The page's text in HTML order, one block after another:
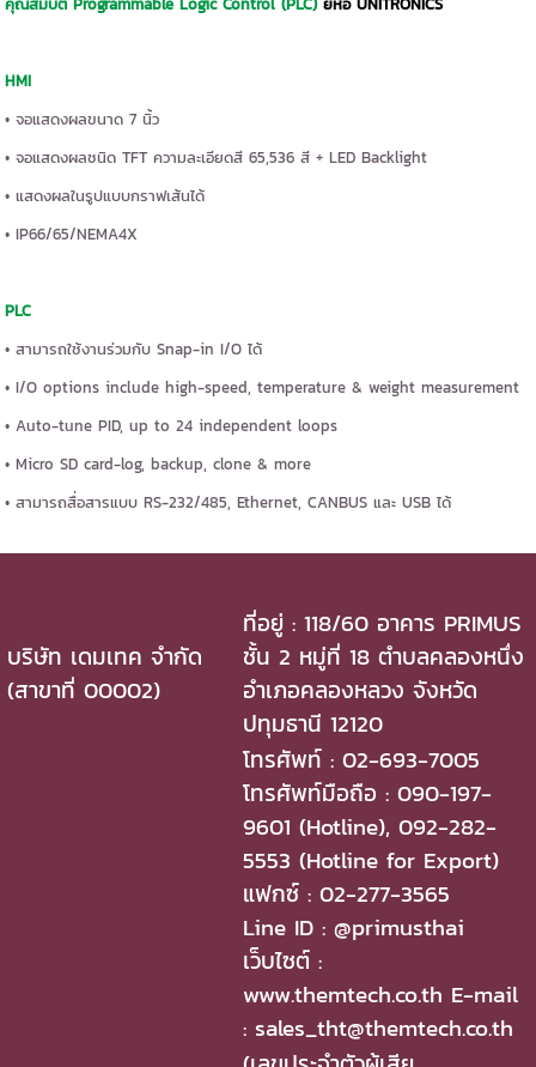
คุณสมบัติ Programmable Logic Control (PLC)ยี่ห้อ UNITRONICS
HMI
• จอแสดงผลขนาด 7 นิ้ว
• จอแสดงผลชนิด TFT ความละเอียดสี 65,536 สี + LED Backlight
• แสดงผลในรูปแบบกราฟเส้นได้
• IP66/65/NEMA4X
PLC
• สามารถใช้งานร่วมกับ Snap-in I/O ได้
• I/O options include high-speed, temperature & weight measurement
• Auto-tune PID, up to 24 independent loops
• Micro SD card-log, backup, clone & more
• สามารถสื่อสารแบบ RS-232/485, Ethernet, CANBUS และ USB ได้
บริษัท เดมเทค จำกัด
(สาขาที่ 00002)
ที่อยู่ : 118/60 อาคาร PRIMUS
ชั้น 2 หมู่ที่ 18 ตำบลคลองหนึ่ง
อำเภอคลองหลวง จังหวัด
ปทุมธานี 12120
โทรศัพท์ : 02-693-7005
โทรศัพท์มือถือ : 090-197-
9601 (Hotline), 092-282-
5553 (Hotline for Export)
แฟกซ์ : 02-277-3565
Line ID : @primusthai
เว็บไซต์ :
www.themtech.co.th E-mail
: sales_tht@themtech.co.th